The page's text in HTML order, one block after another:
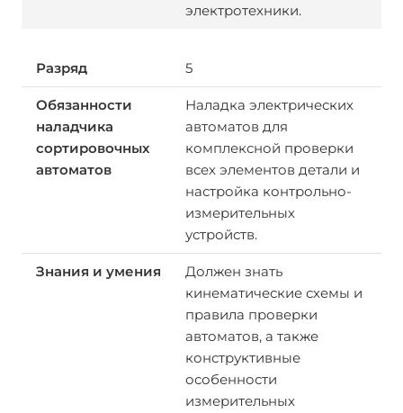
электротехники.
5
Наладка электрических
автоматов для
комплексной проверки
всех элементов детали и
настройка контрольно-
измерительных
устройств.
Должен знать
кинематические схемы и
правила проверки
автоматов, а также
конструктивные
особенности
измерительных